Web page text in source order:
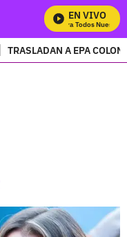
EN VIVO
Mira Todos Nuestros
TRASLADAN A EPA